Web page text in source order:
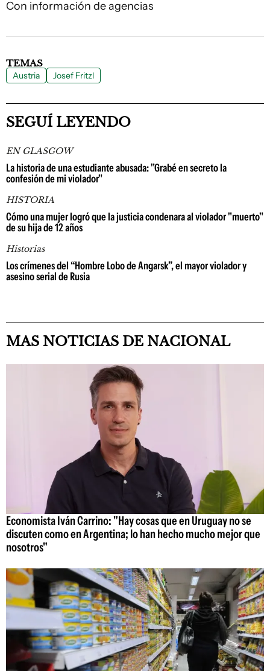
Con información de agencias
TEMAS
Austria Josef Fritzl
SEGUÍ LEYENDO
EN GLASGOW
La historia de una estudiante abusada: "Grabé en secreto la
confesión de mi violador"
HISTORIA
Cómo una mujer logró que la justicia condenara al violador "muerto"
de su hija de 12 años
Historias
Los crímenes del “Hombre Lobo de Angarsk”, el mayor violador y
asesino serial de Rusia
MAS NOTICIAS DE NACIONAL
Economista Iván Carrino: "Hay cosas que en Uruguay no se
discuten como en Argentina; lo han hecho mucho mejor que
nosotros"